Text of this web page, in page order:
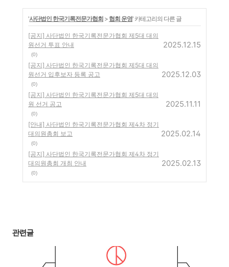
'사단법인 한국기록전문가협회 > 협회 운영' 카테고리의 다른 글
[공지] 사단법인 한국기록전문가협회 제5대 대의
원선거 투표 안내
(0)
2025.12.15
[공지] 사단법인 한국기록전문가협회 제5대 대의
원선거 입후보자 등록 공고
(0)
2025.12.03
[공지] 사단법인 한국기록전문가협회 제5대 대의
원 선거 공고
(0)
2025.11.11
[안내] 사단법인 한국기록전문가협회 제4차 정기
대의원총회 보고
(0)
2025.02.14
[공지] 사단법인 한국기록전문가협회 제4차 정기
대의원총회 개최 안내
(0)
2025.02.13
관련글